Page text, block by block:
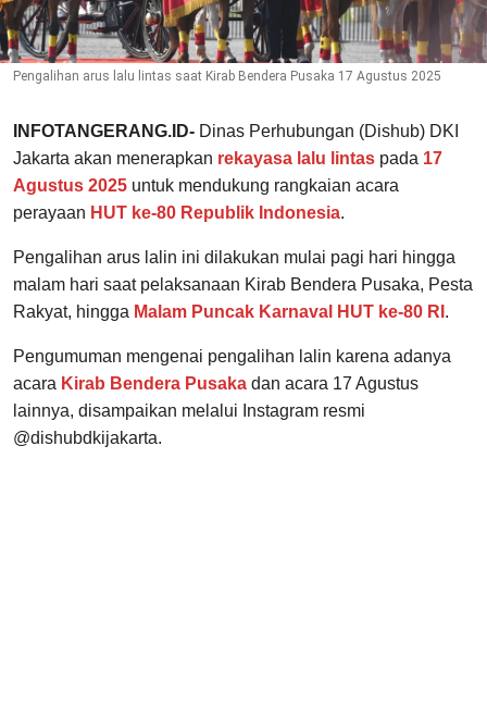
Pengalihan arus lalu lintas saat Kirab Bendera Pusaka 17 Agustus 2025
INFOTANGERANG.ID- Dinas Perhubungan (Dishub) DKI
Jakarta akan menerapkan rekayasa lalu lintas pada 17
Agustus 2025 untuk mendukung rangkaian acara
perayaan HUT ke-80 Republik Indonesia.
Pengalihan arus lalin ini dilakukan mulai pagi hari hingga
malam hari saat pelaksanaan Kirab Bendera Pusaka, Pesta
Rakyat, hingga Malam Puncak Karnaval HUT ke-80 RI .
Pengumuman mengenai pengalihan lalin karena adanya
acara Kirab Bendera Pusaka dan acara 17 Agustus
lainnya, disampaikan melalui Instagram resmi
@dishubdkijakarta.